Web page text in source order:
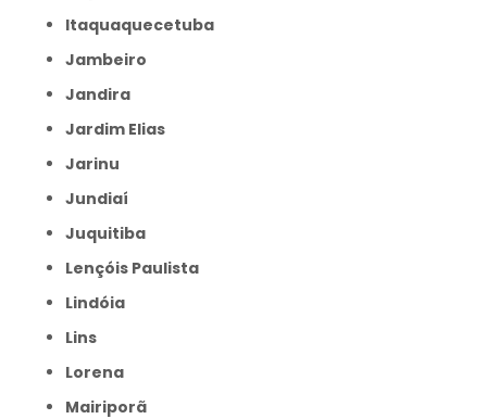
Itaquaquecetuba
Jambeiro
Jandira
Jardim Elias
Jarinu
Jundiaí
Juquitiba
Lençóis Paulista
Lindóia
Lins
Lorena
Mairiporã